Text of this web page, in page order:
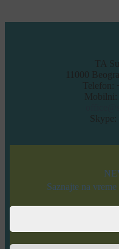
TA
11000
Telefon:
Mobilni:
Skype:
Saznajte na